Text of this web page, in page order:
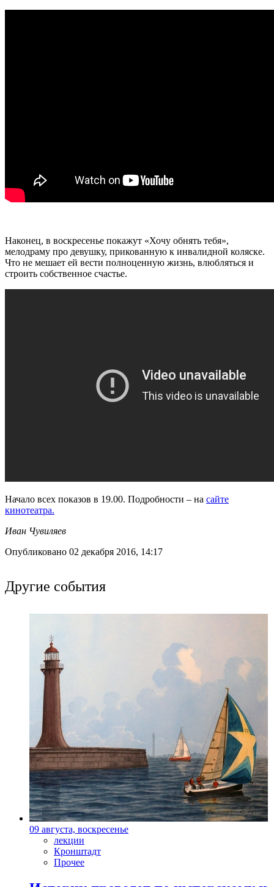
Наконец, в воскресенье покажут «Хочу обнять тебя»,
мелодраму про девушку, прикованную к инвалидной коляске.
Что не мешает ей вести полноценную жизнь, влюбляться и
строить собственное счастье.
Начало всех показов в 19.00. Подробности – на сайте
кинотеатра.
Иван Чувиляев
Опубликовано 02 декабря 2016, 14:17
Другие события
09 августа, воскресенье
лекции
Кронштадт
Прочее